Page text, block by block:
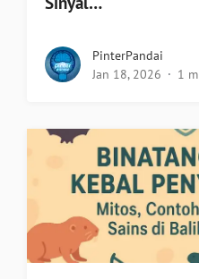
PinterPandai
Jan 18, 2026
1